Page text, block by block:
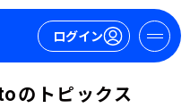
ログイン
トピックス